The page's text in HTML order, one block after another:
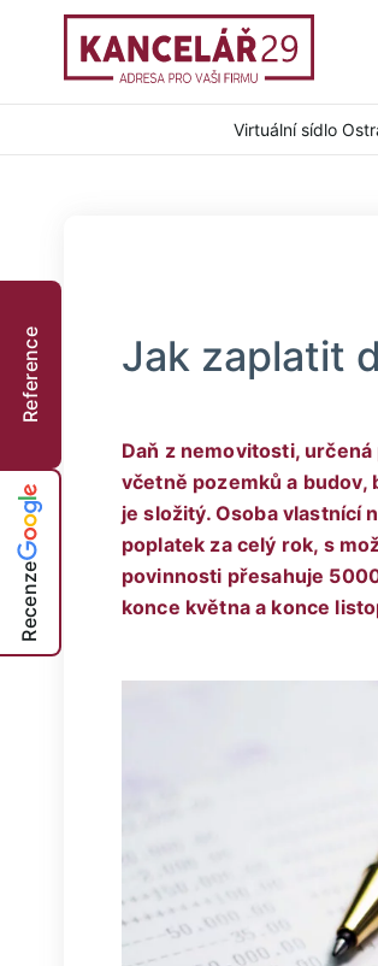
Virtuální sídlo
Reference
Recenze
Jak zaplatit
Daň z nemovitosti,
včetně pozemků a budov,
je složitý. Osoba vlastnící
poplatek za celý rok, s
povinnosti přesahuje
konce května a konce